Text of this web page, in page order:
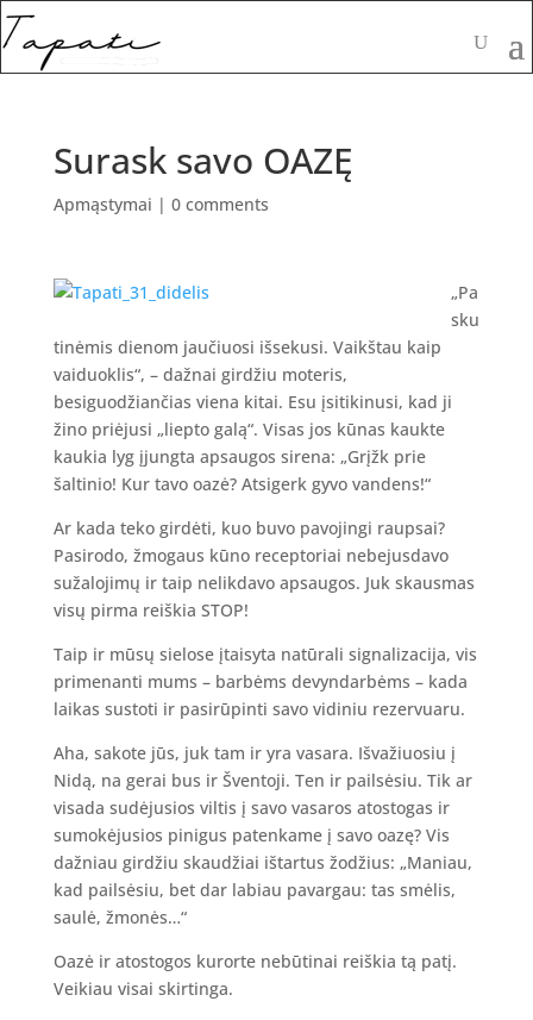
Surask savo OAZĘ
Apmąstymai | 0 comments
„Pa
sku
tinėmis dienom jaučiuosi išsekusi. Vaikštau kaip
vaiduoklis“, – dažnai girdžiu moteris,
besiguodžiančias viena kitai. Esu įsitikinusi, kad ji
žino priėjusi „liepto galą“. Visas jos kūnas kaukte
kaukia lyg įjungta apsaugos sirena: „Grįžk prie
šaltinio! Kur tavo oazė? Atsigerk gyvo vandens!“
Ar kada teko girdėti, kuo buvo pavojingi raupsai?
Pasirodo, žmogaus kūno receptoriai nebejusdavo
sužalojimų ir taip nelikdavo apsaugos. Juk skausmas
visų pirma reiškia STOP!
Taip ir mūsų sielose įtaisyta natūrali signalizacija, vis
primenanti mums – barbėms devyndarbėms – kada
laikas sustoti ir pasirūpinti savo vidiniu rezervuaru.
Aha, sakote jūs, juk tam ir yra vasara. Išvažiuosiu į
Nidą, na gerai bus ir Šventoji. Ten ir pailsėsiu. Tik ar
visada sudėjusios viltis į savo vasaros atostogas ir
sumokėjusios pinigus patenkame į savo oazę? Vis
dažniau girdžiu skaudžiai ištartus žodžius: „Maniau,
kad pailsėsiu, bet dar labiau pavargau: tas smėlis,
saulė, žmonės…“
Oazė ir atostogos kurorte nebūtinai reiškia tą patį.
Veikiau visai skirtinga.